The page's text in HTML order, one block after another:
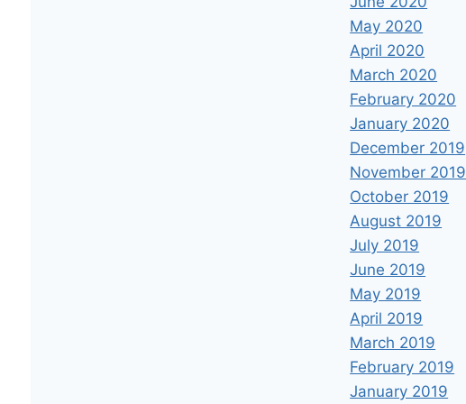
May 2020
April 2020
March 2020
February 2020
January 2020
December 2019
November 2019
October 2019
August 2019
July 2019
June 2019
May 2019
April 2019
March 2019
February 2019
January 2019